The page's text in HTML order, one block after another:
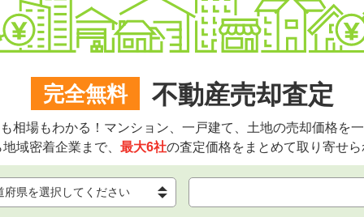
完全無料 不動産売却査定
相場もわかる！マンション、一戸建て、土地の売却価格を
域密着企業まで、 最大6社の査定価格をまとめて取り寄せ